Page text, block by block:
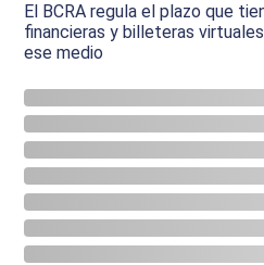
El BCRA regula el plazo que
financieras y billeteras
ese medio